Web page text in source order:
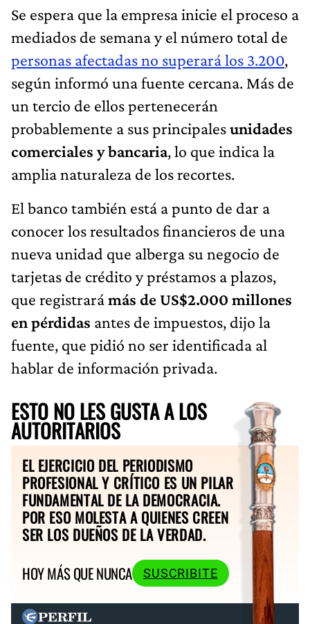
Se espera que la empresa inicie el proceso a
mediados de semana y el número total de
personas afectadas no superará los 3.200,
según informó una fuente cercana. Más de
un tercio de ellos pertenecerán
probablemente a sus principalesunidades
comerciales y bancaria, lo que indica la
amplia naturaleza de los recortes.
El banco también está a punto de dar a
conocer los resultados financieros de una
nueva unidad que alberga su negocio de
tarjetas de crédito y préstamos a plazos,
que registrarámás de US$2.000 millones
en pérdidas antes de impuestos, dijo la
fuente, que pidió no ser identificada al
hablar de información privada.
ESTO NO LES GUSTA A LOS
AUTORITARIOS
EL EJERCICIO DEL PERIODISMO
PROFESIONAL Y CRÍTICO ES UN PILAR
FUNDAMENTAL DE LA DEMOCRACIA.
POR ESO MOLESTA A QUIENES CREEN
SER LOS DUEÑOS DE LA VERDAD.
HOY MÁS QUE NUNCA
SUSCRIBITE